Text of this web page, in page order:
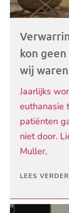
kon
wij
Jaarlijks
euthanasie
patiënten
niet door.
Muller,
LEES VERDER